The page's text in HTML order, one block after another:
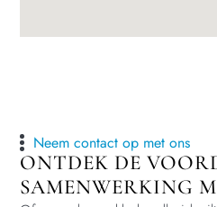
Neem contact op met ons
ONTDEK DE
SAMENWERKING